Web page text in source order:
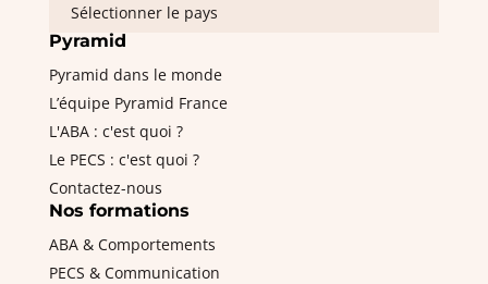
Sélectionner le pays
Pyramid
Pyramid dans le monde
L’équipe Pyramid France
L'ABA : c'est quoi ?
Le PECS : c'est quoi ?
Contactez-nous
Nos formations
ABA & Comportements
PECS & Communication